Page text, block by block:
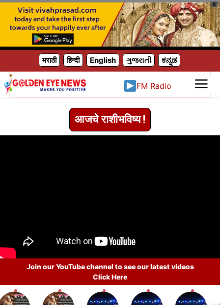
X
मराठी हिन्दी English ગુજરાતી ಕನ್ನಡ
आजचे राशीभविष्य !
Join our YouTube channel to see our latest videos
Click Here